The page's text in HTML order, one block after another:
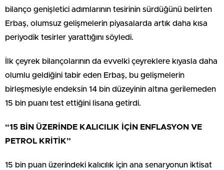
bilanço genişletici adımlarının tesirinin sürdüğünü belirten
Erbaş, olumsuz gelişmelerin piyasalarda artık daha kısa
periyodik tesirler yarattığını söyledi.
İlk çeyrek bilançolarının da evvelki çeyreklere kıyasla daha
olumlu geldiğini tabir eden Erbaş, bu gelişmelerin
birleşmesiyle endeksin 14 bin düzeyinin altına gerilemeden
15 bin puanı test ettiğini lisana getirdi.
“15 BİN ÜZERİNDE KALICILIK İÇİN ENFLASYON VE
PETROL KRİTİK”
15 bin puan üzerindeki kalıcılık için ana senaryonun iktisat